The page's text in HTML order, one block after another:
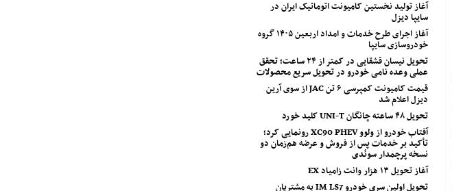
آغاز تولید نخستین کامیونت اتوماتیک ایران در
سایپا دیزل
آغاز اجرای طرح خدمات و امداد اربعین ۱۴۰۵ گروه
خودروسازی سایپا
تحویل نیسان قشقایی در کمتر از ۲۴ ساعت؛ تحقق
عملی وعده نامی خودرو در تحویل سریع محصولات
قیمت کامیونت کمپرسی ۶ تن JAC از سوی آرین
دیزل اعلام شد
تحویل ۴۸ ساعته چانگان UNI-T کلید خورد
آفتاب خودرو از ولوو XC90 PHEV رونمایی کرد؛
تأکید بر خدمات پس از فروش و عرضه هم‌زمان دو
نسخه پرچمدار سوئدی
آغاز تحویل ۱۳ هزار وانت زامیاد EX
تحویل اولین سری خودرو IM LS7 به مشتریان